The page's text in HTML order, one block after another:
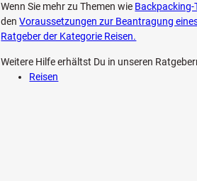
Wenn Sie mehr zu Themen wie Backpacking-
denVoraussetzungen zur Beantragung
Ratgeber der Kategorie Reisen.
Weitere Hilfe erhältst Du in unseren
Reisen